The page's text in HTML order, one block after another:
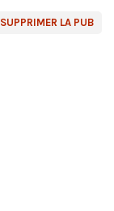
SUPPRIMER LA PUB